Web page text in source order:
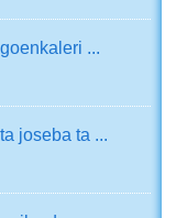
...
joseba ta ...